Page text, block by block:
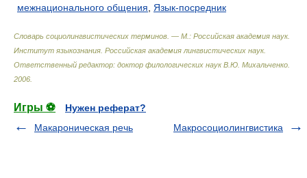
межнационального общения Язык-посредник
Словарь социолингвистических терминов. — М.: Российская академия наук.
Институт языкознания. Российская академия лингвистических наук.
Ответственный редактор: доктор филологических наук В.Ю. Михальченко
2006
Игры ⚽
Нужен реферат?
Макароническая речь
Макросоциолингвистика